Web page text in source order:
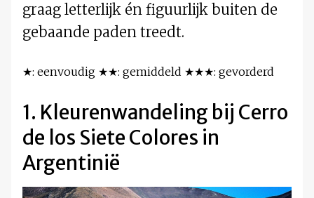
graag letterlijk én figuurlijk buiten de
gebaande paden treedt.
★: eenvoudig ★★: gemiddeld ★★★: gevorderd
1. Kleurenwandeling bij Cerro
de los Siete Colores in
Argentinië